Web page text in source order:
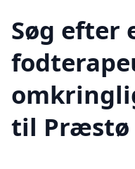
Søg efter
til Præstø